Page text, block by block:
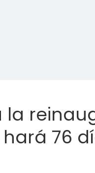
76